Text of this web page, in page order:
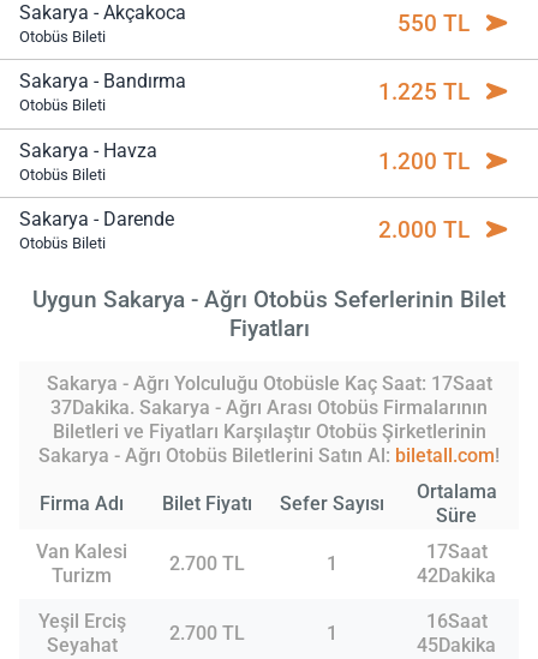
Sakarya - Akçakoca
Otobüs Bileti 550 TL
Sakarya - Bandırma
Otobüs Bileti 1.225 TL
Sakarya - Havza
Otobüs Bileti 1.200 TL
Sakarya - Darende
Otobüs Bileti 2.000 TL
Uygun Sakarya - Ağrı Otobüs Seferlerinin Bilet
Fiyatları
Sakarya - Ağrı Yolculuğu Otobüsle Kaç Saat: 17Saat
37Dakika. Sakarya - Ağrı Arası Otobüs Firmalarının
Biletleri ve Fiyatları Karşılaştır Otobüs Şirketlerinin
Sakarya - Ağrı Otobüs Biletlerini Satın Al: biletall.com!
Firma Adı Bilet Fiyatı Sefer Sayısı
Ortalama
Süre
Van Kalesi
Turizm
2.700 TL 1
17Saat
42Dakika
Yeşil Erciş
Seyahat
2.700 TL 1
16Saat
45Dakika